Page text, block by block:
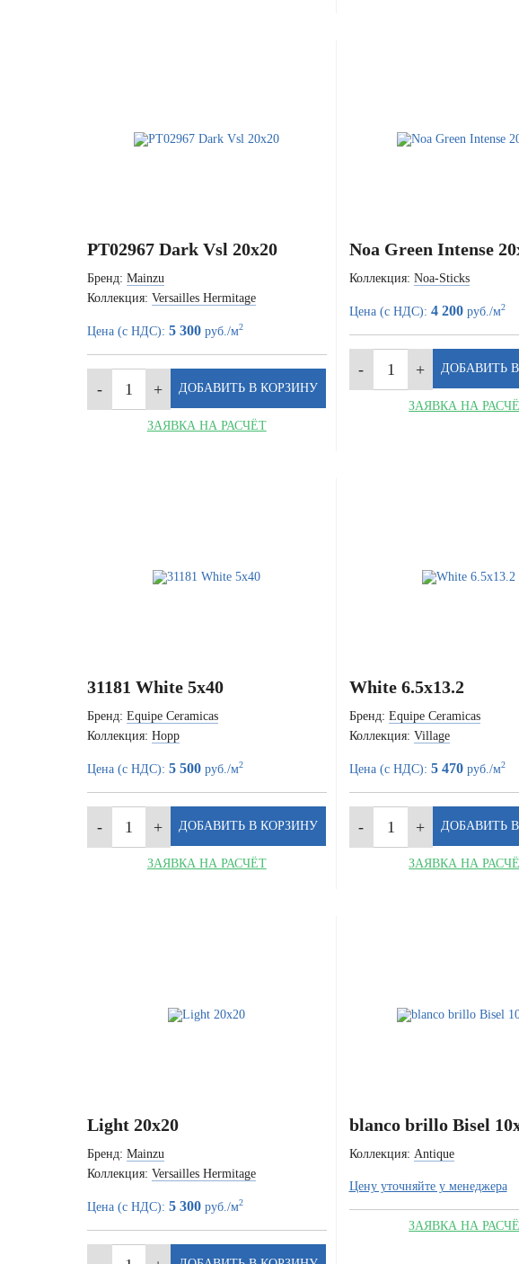
PT02967 Dark Vsl 20x20
Бренд: Mainzu
Коллекция: Versailles Hermitage
Цена (с НДС): 5 300 руб./м2
ЗАЯВКА НА РАСЧЁТ
Noa Green Intense
Коллекция: Noa-Sticks
Цена (с НДС): 4 200руб./м2
ЗАЯВКА НА
31181 White 5x40
Бренд: Equipe Ceramicas
Коллекция: Hopp
Цена (с НДС): 5 500 руб./м2
ЗАЯВКА НА РАСЧЁТ
White 6.5x13.2
Бренд: Equipe Ceramicas
Коллекция: Village
Цена (с НДС): 5 470руб./м2
ЗАЯВКА НА
Light 20x20
Бренд: Mainzu
Коллекция: Versailles Hermitage
Цена (с НДС): 5 300 руб./м2
blanco brillo Bisel
Коллекция: Antique
Цену уточняйте у менеджера
ЗАЯВКА НА